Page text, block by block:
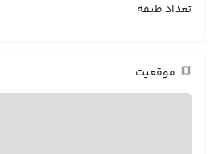
تعداد طبقه
موقعیت